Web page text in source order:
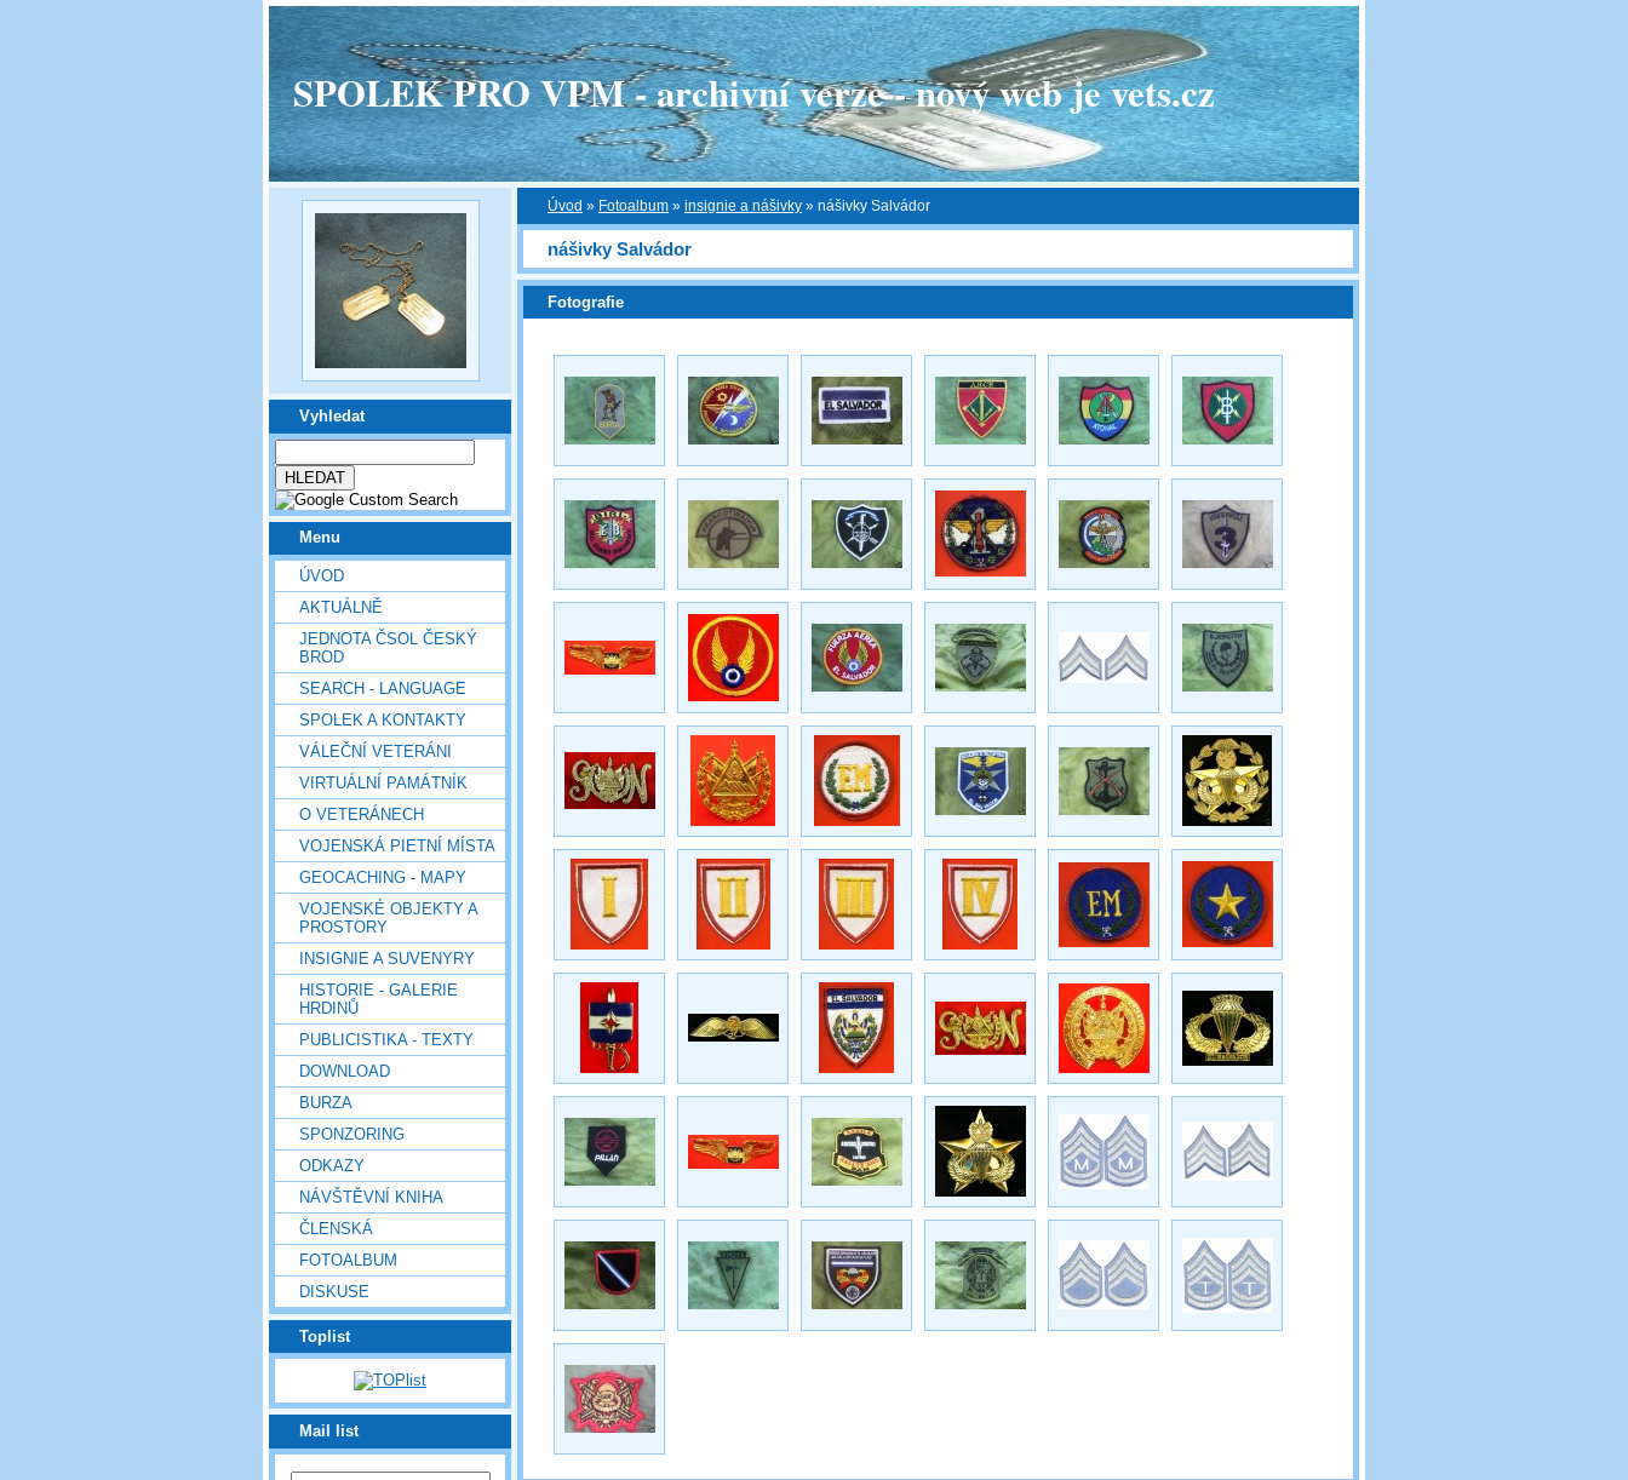
SPOLEK PRO VPM - archivní verze - nový web je vets.cz
Vyhledat
Menu
ÚVOD
AKTUÁLNĚ
JEDNOTA ČSOL ČESKÝ
BROD
SEARCH - LANGUAGE
SPOLEK A KONTAKTY
VÁLEČNÍ VETERÁNI
VIRTUÁLNÍ PAMÁTNÍK
O VETERÁNECH
VOJENSKÁ PIETNÍ MÍSTA
GEOCACHING - MAPY
VOJENSKÉ OBJEKTY A
PROSTORY
INSIGNIE A SUVENYRY
HISTORIE - GALERIE
HRDINŮ
PUBLICISTIKA - TEXTY
DOWNLOAD
BURZA
SPONZORING
ODKAZY
NÁVŠTĚVNÍ KNIHA
ČLENSKÁ
FOTOALBUM
DISKUSE
Toplist
Mail list
Úvod » Fotoalbum » insignie a nášivky » nášivky Salvádor
nášivky Salvádor
Fotografie